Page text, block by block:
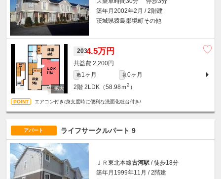
築年月2002年2月 / 2階建
茨城県猿島郡境町その他
2034.5万円
2,200円
敷1ヶ月 礼0ヶ月
2階 2LDK（58.98ｍ2 ）
エアコン付き/身支度時に便利な洗面化粧台付き/
アパート ライフサークルパート 9
ＪＲ東北本線古河駅 / 徒歩18分
築年月1999年11月 / 2階建